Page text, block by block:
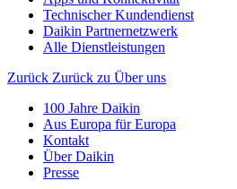
Technischer Kundendienst
Daikin Partnernetzwerk
Alle Dienstleistungen
Zurück Zurück zu Über uns
100 Jahre Daikin
Aus Europa für Europa
Kontakt
Über Daikin
Presse